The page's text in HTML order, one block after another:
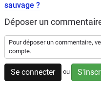
Flottes
Auto
Services
sauvage ?
Déposer un
Pour déposer un commentaire,
compte.
Se connecter ou